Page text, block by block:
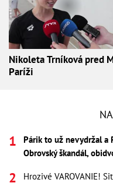
Nikoleta Trníková pred
Paríži
Párik to už nevydržal a
Obrovský škandál,
Hrozivé VAROVANIE!